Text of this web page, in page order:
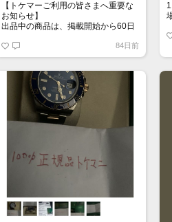
【トケマーご利用の皆さまへ重要な
お知らせ】
出品中の商品は、掲載開始から60日
へ戻ります。
トップページでお気に入り登録がで
詳しくはマイページ＞お知らせをご
確認ください。
84日前